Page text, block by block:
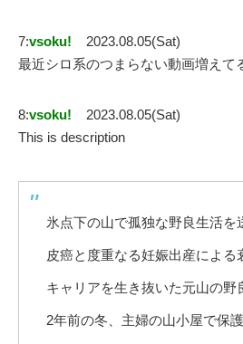
7:vsoku!
2023.08.05(Sat)
最近シロ系のつまらない動画増えて
8:vsoku!
2023.08.05(Sat)
This is description
氷点下の山で孤独な野良生活を
皮癌と度重なる妊娠出産による
キャリアを生き抜いた元山の野
2年前の冬、主婦の山小屋で保